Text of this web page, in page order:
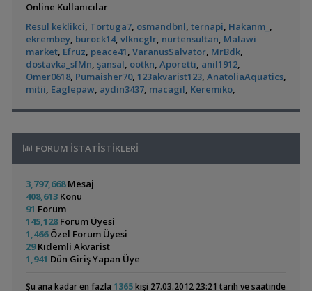
Yeni Üye Forumu
Betamda Kuyruk Erimesi Mi Var?runfile,10:14
Yeni Üye Forumu
Yeni Tetra AkvaryumumHasan117,10:08
Akvaryum Tanıtımı
Ternapi Küçük Bir Su Birikintisiternapi,01:42
Akvaryum Tanıtımı
Kaplan Kuhli Nin Oase Soil İle UyumuOzmoziz,01:10
Sazansıgiller
Rummy Nose Tetra Akvaryumu
Akvaryum Tanıtımı
Sae )
Panda Cory
(3)
Birikintisi :)
(2)
Akvaryumu
(7)
(36)
High Tech Paketleri %40 İndimli Tek Paket
Bloody Mary Karidesgulec_4420:36
Staurogyne Repensgulec_4420:36
Satılık Geosesarma Dennerle Purple Vampir Yengeç Arch.Hüseyin
20:28
C. Vatoz, Moss, Karides, Lepistes, Katil Salyangoz Aquarist101
19:44
Toplu Satış Karışık Malzemeler Uyguna Takasa AçıkAquarist101
Canlı Yemler (grindal,mikrofex,mikrokurt) Hasada HKaangzkr
19:37
Kan Kırmızı Kiraz Karides(seleksiyon Yapıldı)Kaangzkr19:37
🌿 Makro➕️ Mikro➕ Excel🌲 Akvaryum Gübreleri
Java Moss , Java Fern Filizleri
Rasbora Arıyorum Miller
İthal Paludaryum / Teraryum Arıyorum
Efsane Yati Ve Mangrow Kökleri
Damızlık L010a Erkekleri Ve Singapur Tül Erkek
Java Moss Ve Grindal Kurt Kültürüomersayar15:20
Online Kullanıcılar
Resul keklikci, Tortuga7, osmandbnl, ternapi, Hakanm_ ,
ekrembey, burock14, vlkncglr, nurtensultan, Malawi
market, Efruz, peace41, VaranusSalvator, MrBdk,
dostavka_sfMn, şansal, ootkn, Aporetti, anil1912,
Omer0618, Pumaisher70, 123akvarist123, AnatoliaAquatics,
mitii, Eaglepaw, aydin3437, macagil, Keremiko,
FORUM İSTATİSTİKLERİ
3,797,668Mesaj
408,613 Konu
91 Forum
145,128Forum Üyesi
1,466Özel Forum Üyesi
29Kıdemli Akvarist
1,941 Dün Giriş Yapan Üye
Şu ana kadar en fazla 1365kişi 27.03.2012 23:21 tarih ve saatinde